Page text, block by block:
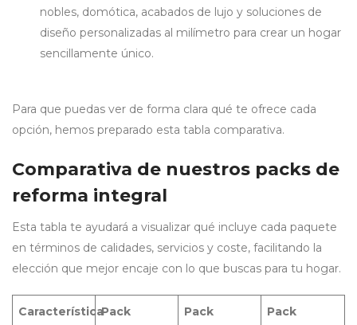
nobles, domótica, acabados de lujo y soluciones de
diseño personalizadas al milímetro para crear un hogar
sencillamente único.
Para que puedas ver de forma clara qué te ofrece cada
opción, hemos preparado esta tabla comparativa.
Comparativa de nuestros packs de
reforma integral
Esta tabla te ayudará a visualizar qué incluye cada paquete
en términos de calidades, servicios y coste, facilitando la
elección que mejor encaje con lo que buscas para tu hogar.
CaracterísticaPack
Pack
Pack